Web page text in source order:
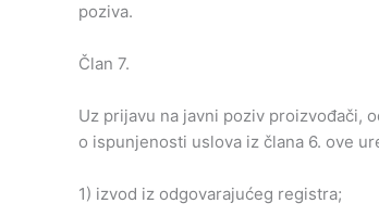
poziva.
Član 7.
Uz prijavu na javni poziv proizvođači,
o ispunjenosti uslova iz člana 6. ove
1) izvod iz odgovarajućeg registra;